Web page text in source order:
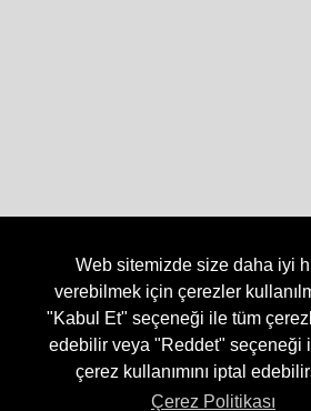
Web sitemizde size daha iyi
verebilmek için çerezler
"Kabul Et" seçeneği ile tüm
edebilir veya "Reddet" seçeneği
çerez kullanımını iptal
Çerez Politikası